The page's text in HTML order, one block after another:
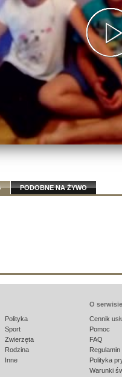
PODOBNE NA ŻYWO
Polityka
Sport
Zwierzęta
Rodzina
Inne
O serwisie
Cennik
Pomoc
FAQ
Polityka
Warunki